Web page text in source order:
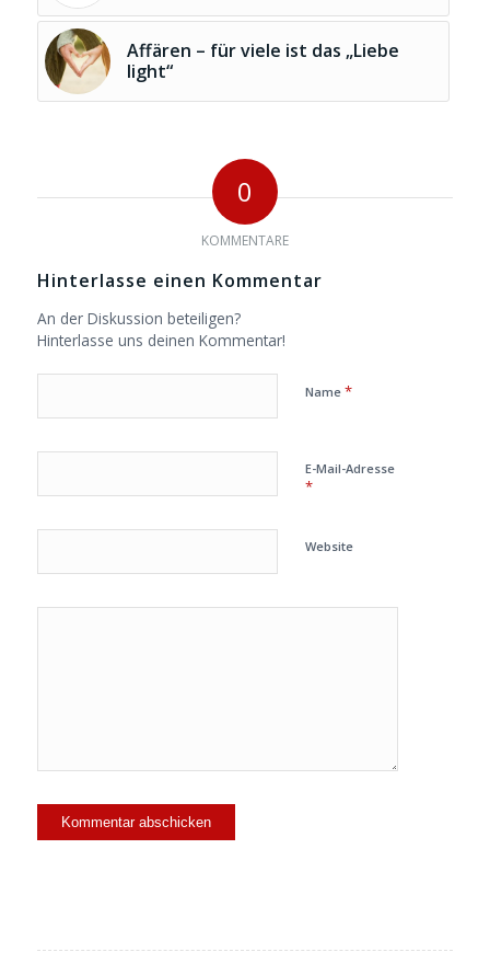
Affären – für viele ist das „Liebe
light“
0
KOMMENTARE
Hinterlasse einen Kommentar
An der Diskussion beteiligen?
Hinterlasse uns deinen Kommentar!
Name *
E-Mail-Adresse
*
Website